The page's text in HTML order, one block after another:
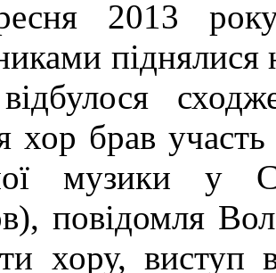
2013
хор брав
музики у
повідомля
хору, виступ